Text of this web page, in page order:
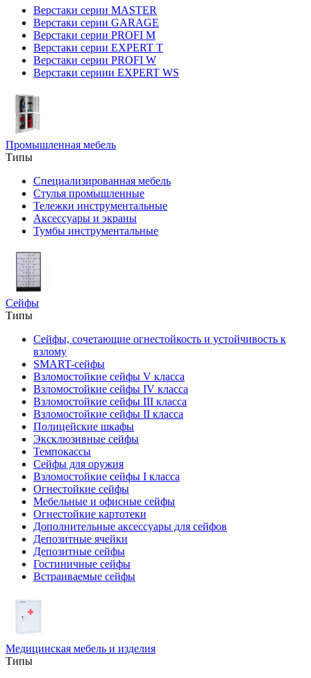
Верстаки серии MASTER
Верстаки серии GARAGE
Верстаки серии PROFI M
Верстаки серии EXPERT T
Верстаки серии PROFI W
Верстаки сериии EXPERT WS
Промышленная мебель
Типы
Специализированная мебель
Стулья промышленные
Тележки инструментальные
Аксессуары и экраны
Тумбы инструментальные
Сейфы
Типы
Сейфы, сочетающие огнестойкость и устойчивость к
взлому
SMART-сейфы
Взломостойкие сейфы V класса
Взломостойкие сейфы IV класса
Взломостойкие сейфы III класса
Взломостойкие сейфы II класса
Полицейские шкафы
Эксклюзивные сейфы
Темпокассы
Сейфы для оружия
Взломостойкие сейфы I класса
Огнестойкие сейфы
Мебельные и офисные сейфы
Огнестойкие картотеки
Дополнительные аксессуары для сейфов
Депозитные ячейки
Депозитные сейфы
Гостиничные сейфы
Встраиваемые сейфы
Медицинская мебель и изделия
Типы